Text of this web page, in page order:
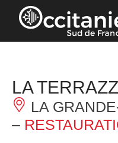
Panneau de gestion des
LA
LA
–